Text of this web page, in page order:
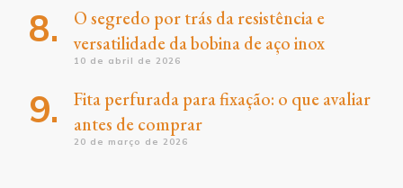
O segredo por trás da resistência e
versatilidade da bobina de aço inox
10 de abril de 2026
Fita perfurada para fixação: o que avaliar
antes de comprar
20 de março de 2026